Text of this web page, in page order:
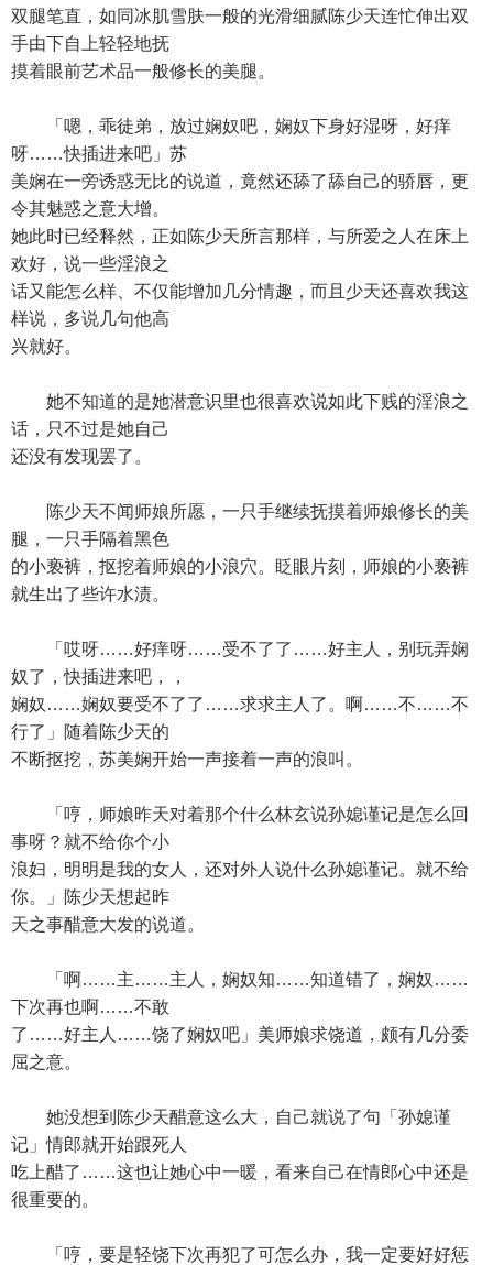
双腿笔直，如同冰肌雪肤一般的光滑细腻陈少天连忙伸出双
手由下自上轻轻地抚
摸着眼前艺术品一般修长的美腿。
「嗯，乖徒弟，放过娴奴吧，娴奴下身好湿呀，好痒
呀……快插进来吧」苏
美娴在一旁诱惑无比的说道，竟然还舔了舔自己的骄唇，更
令其魅惑之意大增。
她此时已经释然，正如陈少天所言那样，与所爱之人在床上
欢好，说一些淫浪之
话又能怎么样、不仅能增加几分情趣，而且少天还喜欢我这
样说，多说几句他高
兴就好。
她不知道的是她潜意识里也很喜欢说如此下贱的淫浪之
话，只不过是她自己
还没有发现罢了。
陈少天不闻师娘所愿，一只手继续抚摸着师娘修长的美
腿，一只手隔着黑色
的小亵裤，抠挖着师娘的小浪穴。眨眼片刻，师娘的小亵裤
就生出了些许水渍。
「哎呀……好痒呀……受不了了……好主人，别玩弄娴
奴了，快插进来吧，，
娴奴……娴奴要受不了了……求求主人了。啊……不……不
行了」随着陈少天的
不断抠挖，苏美娴开始一声接着一声的浪叫。
「哼，师娘昨天对着那个什么林玄说孙媳谨记是怎么回
事呀？就不给你个小
浪妇，明明是我的女人，还对外人说什么孙媳谨记。就不给
你。」陈少天想起昨
天之事醋意大发的说道。
「啊……主……主人，娴奴知……知道错了，娴奴……
下次再也啊……不敢
了……好主人……饶了娴奴吧」美师娘求饶道，颇有几分委
屈之意。
她没想到陈少天醋意这么大，自己就说了句「孙媳谨
记」情郎就开始跟死人
吃上醋了……这也让她心中一暖，看来自己在情郎心中还是
很重要的。
「哼，要是轻饶下次再犯了可怎么办，我一定要好好惩